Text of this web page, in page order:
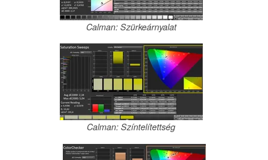
Calman: Szürkeárnyalat
Calman: Színtelítettség